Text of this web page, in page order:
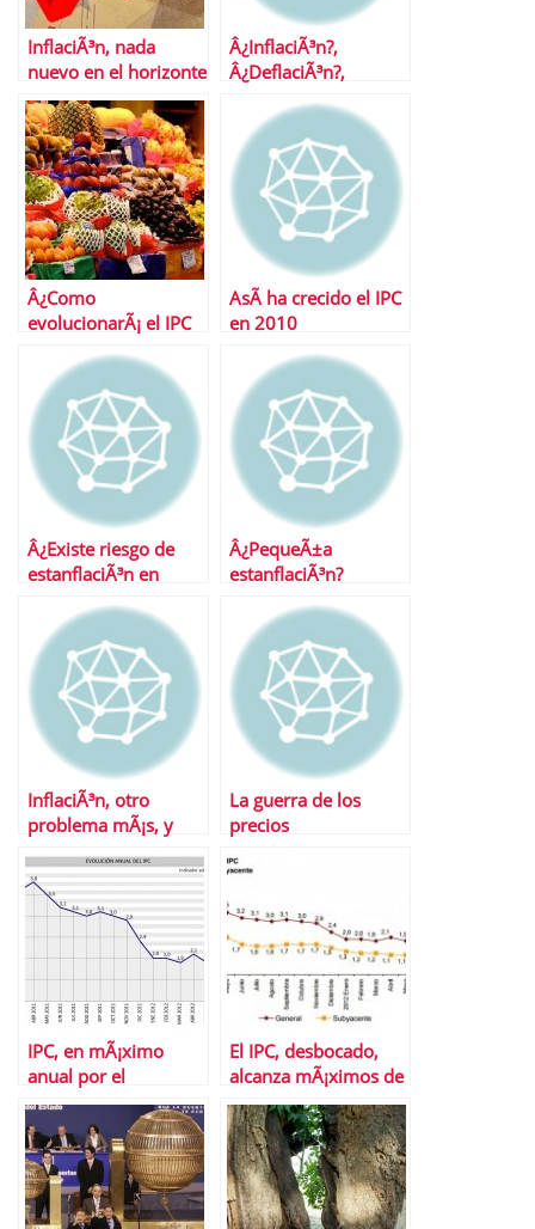
InflaciÃ³n, nada
nuevo en el horizonte
espaÃ±ol aunque sÃ­
en el de EE.UU.
Â¿InflaciÃ³n?,
Â¿DeflaciÃ³n?,
las materias primas?
Â¿Como
evolucionarÃ¡ el IPC
AsÃ­ ha crecido el IPC
en 2010
Â¿Existe riesgo de
estanflaciÃ³n en
Â¿PequeÃ±a
estanflaciÃ³n?
InflaciÃ³n, otro
problema mÃ¡s, y
van…
La guerra de los
precios
IPC, en mÃ¡ximo
anual por el
encarecimiento de
los carburantes
El IPC, desbocado,
alcanza mÃ¡ximos de
17 meses